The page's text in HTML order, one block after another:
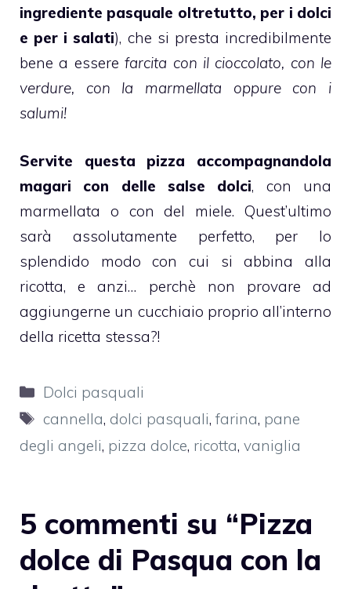
ingrediente pasquale oltretutto, per i dolci
e per i salati), che si presta incredibilmente
bene a esserefarcita con il cioccolato, con le
verdure, con la marmellata oppure con i
salumi!
Servite questa pizza accompagnandola
magari con delle salse dolci, con una
marmellata o con del miele. Quest’ultimo
sarà assolutamente perfetto, per lo
splendido modo con cui si abbina alla
ricotta, e anzi… perchè non provare ad
aggiungerne un cucchiaio proprio all’interno
della ricetta stessa?!
Categorie
Dolci pasquali
Tag
cannella, dolci pasquali,farina, pane
degli angeli, pizza dolce, ricotta, vaniglia
5 commenti su “Pizza
dolce di Pasqua con la